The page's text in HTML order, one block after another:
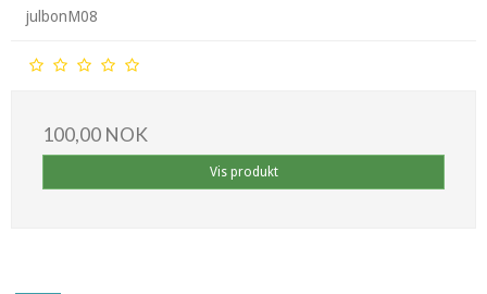
julbonM08
100,00 NOK
Vis produkt